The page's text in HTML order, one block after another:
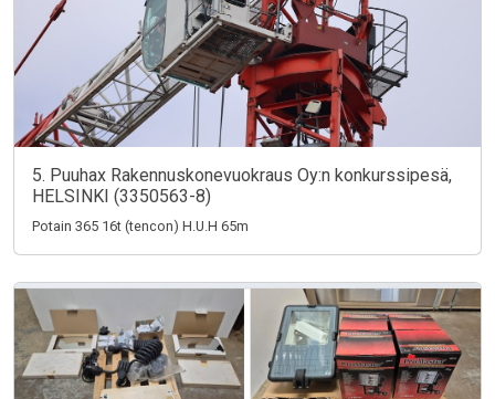
5. Puuhax Rakennuskonevuokraus Oy:n konkurssipesä,
HELSINKI (3350563-8)
Potain 365 16t (tencon) H.U.H 65m